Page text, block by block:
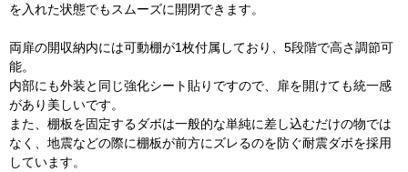
を入れた状態でもスムーズに開閉できます。
両扉の開収納内には可動棚が1枚付属しており、5段階で高さ調節可
能。
内部にも外装と同じ強化シート貼りですので、扉を開けても統一感
があり美しいです。
また、棚板を固定するダボは一般的な単純に差し込むだけの物では
なく、地震などの際に棚板が前方にズレるのを防ぐ耐震ダボを採用
しています。